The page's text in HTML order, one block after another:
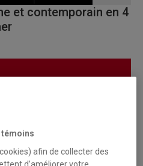
et contemporain en 4
témoins
afin de collecter des